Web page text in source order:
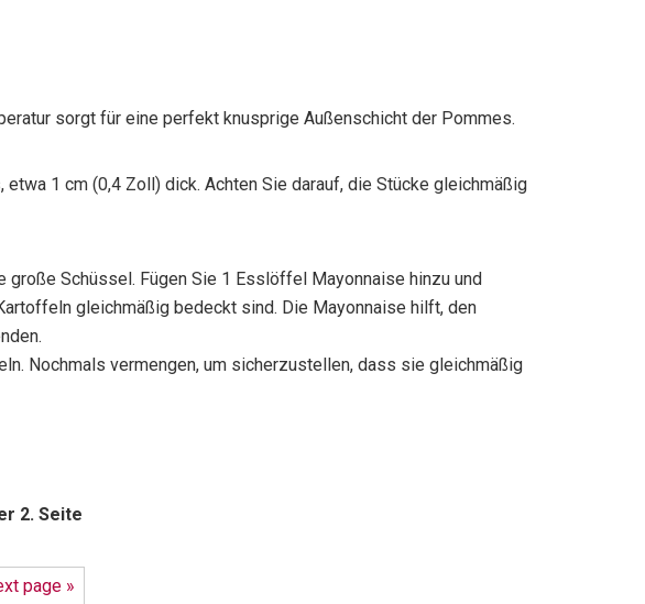
sorgt für eine perfekt knusprige Außenschicht der Pommes.
1 cm (0,4 Zoll) dick. Achten Sie darauf, die Stücke gleichmäßig
Schüssel. Fügen Sie 1 Esslöffel Mayonnaise hinzu und
gleichmäßig bedeckt sind. Die Mayonnaise hilft, den
Nochmals vermengen, um sicherzustellen, dass sie gleichmäßig
2. Seite
page »